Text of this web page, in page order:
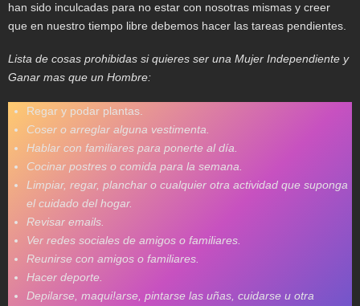
han sido inculcadas para no estar con nosotras mismas y creer
que en nuestro tiempo libre debemos hacer las tareas pendientes.
Lista de cosas prohibidas si quieres ser una Mujer Independiente y
Ganar mas que un Hombre:
Regar y podar plantas.
Coser o arreglar alguna vestimenta.
Hablar con familiares para ponerte al día.
Cocinar postres o comida para la semana.
Limpiar, regar, planchar o cualquier otra actividad que suponga
el cuidado del hogar.
Revisar emails.
Ver redes sociales de amigos o familiares.
Reunirse con amigos o familiares.
Hacer deporte.
Depilarse, maqui!arse, pintarse las uñas, cuidarse u otra